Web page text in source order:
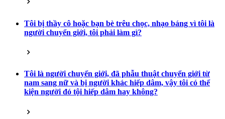
Tôi bị thầy cô hoặc bạn bè trêu chọc, nhạo báng vì tôi là
người chuyển giới, tôi phải làm gì?
Tôi là người chuyển giới, đã phẫu thuật chuyển giới từ
nam sang nữ và bị người khác hiếp dâm, vậy tôi có thể
kiện người đó tội hiếp dâm hay không?